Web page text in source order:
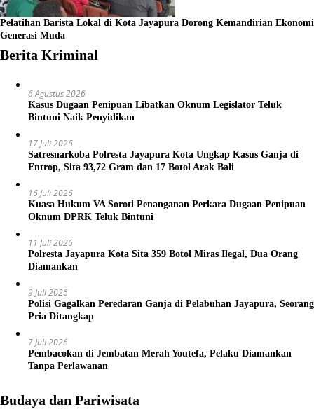
Pelatihan Barista Lokal di Kota Jayapura Dorong Kemandirian Ekonomi
Generasi Muda
Berita Kriminal
6 Agustus 2026
Kasus Dugaan Penipuan Libatkan Oknum Legislator Teluk
Bintuni Naik Penyidikan
17 Juli 2026
Satresnarkoba Polresta Jayapura Kota Ungkap Kasus Ganja di
Entrop, Sita 93,72 Gram dan 17 Botol Arak Bali
16 Juli 2026
Kuasa Hukum VA Soroti Penanganan Perkara Dugaan Penipuan
Oknum DPRK Teluk Bintuni
11 Juli 2026
Polresta Jayapura Kota Sita 359 Botol Miras Ilegal, Dua Orang
Diamankan
9 Juli 2026
Polisi Gagalkan Peredaran Ganja di Pelabuhan Jayapura, Seorang
Pria Ditangkap
7 Juli 2026
Pembacokan di Jembatan Merah Youtefa, Pelaku Diamankan
Tanpa Perlawanan
Budaya dan Pariwisata